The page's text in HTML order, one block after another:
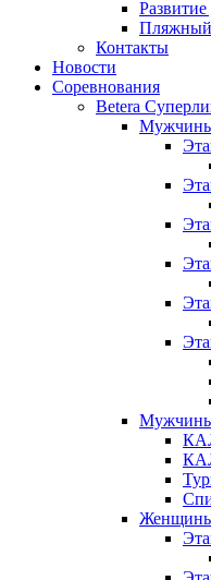
Пляжный
Контакты
Новости
Соревнования
Betera